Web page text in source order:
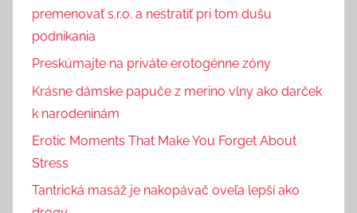
premenovať s.r.o. a nestratiť pri tom dušu
podnikania
Preskúmajte na priváte erotogénne zóny
Krásne dámske papuče z merino vlny ako darček
k narodeninám
Erotic Moments That Make You Forget About
Stress
Tantrická masáž je nakopávač oveľa lepší ako